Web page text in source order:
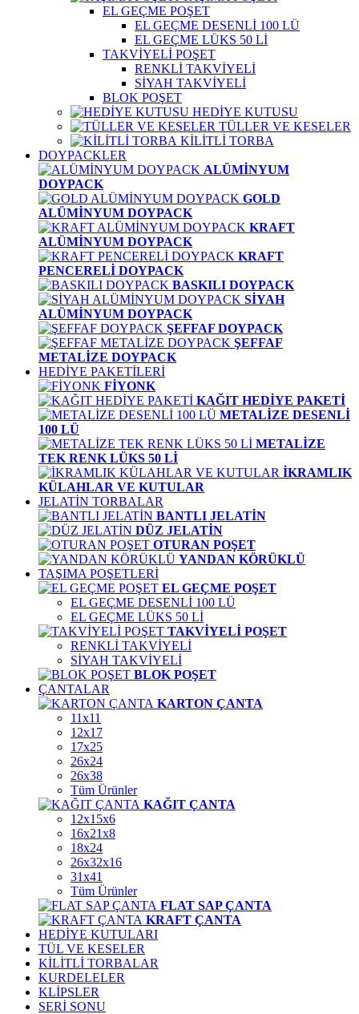
EL GEÇME POŞET
EL GEÇME DESENLİ 100 LÜ
EL GEÇME LÜKS 50 Lİ
TAKVİYELİ POŞET
RENKLİ TAKVİYELİ
SİYAH TAKVİYELİ
BLOK POŞET
HEDİYE KUTUSU
TÜLLER VE KESELER
KİLİTLİ TORBA
DOYPACKLER
ALÜMİNYUM
DOYPACK
GOLD
ALÜMİNYUM DOYPACK
KRAFT
ALÜMİNYUM DOYPACK
KRAFT
PENCERELİ DOYPACK
BASKILI DOYPACK
SİYAH
ALÜMİNYUM DOYPACK
ŞEFFAF DOYPACK
ŞEFFAF
METALİZE DOYPACK
HEDİYE PAKETİLERİ
FİYONK
KAĞIT HEDİYE PAKETİ
METALİZE DESENLİ
100 LÜ
METALİZE
TEK RENK LÜKS 50 Lİ
İKRAMLIK
KÜLAHLAR VE KUTULAR
JELATİN TORBALAR
BANTLI JELATİN
DÜZ JELATİN
OTURAN POŞET
YANDAN KÖRÜKLÜ
TAŞIMA POŞETLERİ
EL GEÇME POŞET
EL GEÇME DESENLİ 100 LÜ
EL GEÇME LÜKS 50 Lİ
TAKVİYELİ POŞET
RENKLİ TAKVİYELİ
SİYAH TAKVİYELİ
BLOK POŞET
ÇANTALAR
KARTON ÇANTA
11x11
12x17
17x25
26x24
26x38
Tüm Ürünler
KAĞIT ÇANTA
12x15x6
16x21x8
18x24
26x32x16
31x41
Tüm Ürünler
FLAT SAP ÇANTA
KRAFT ÇANTA
HEDİYE KUTULARI
TÜL VE KESELER
KİLİTLİ TORBALAR
KURDELELER
KLİPSLER
SERİ SONU